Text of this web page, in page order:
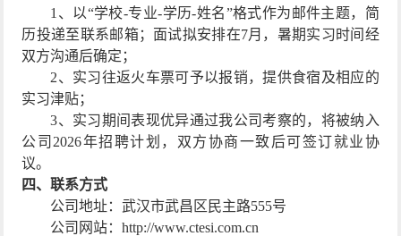
1 、以“学校-专业-学历-姓名”格式作为邮件主题，简
历投递至联系邮箱；面试拟安排在7月，暑期实习时间经
双方沟通后确定；
2、实习往返火车票可予以报销，提供食宿及相应的
实习津贴；
3、实习期间表现优异通过我公司考察的，将被纳入
公司 2026年招聘计划，双方协商一致后可签订就业协
议。
四、联系方式
公司地址：武汉市武昌区民主路555号
公司网站：http://www.ctesi.com.cn